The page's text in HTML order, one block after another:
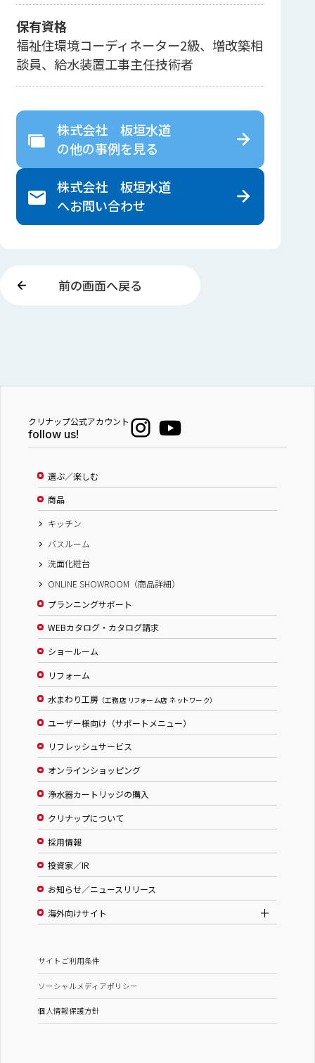
保有資格
福祉住環境コーディネーター2級、増改築相
談員、給水装置工事主任技術者
株式会社 板垣水道
の他の事例を見る
株式会社 板垣水道
へお問い合わせ
前の画面へ戻る
クリナップ公式アカウント
follow us!
選ぶ／楽しむ
商品
キッチン
バスルーム
洗面化粧台
ONLINE SHOWROOM（商品詳細）
プランニングサポート
WEBカタログ・カタログ請求
ショールーム
リフォーム
水まわり工房 （工務店 リフォーム店 ネットワーク）
ユーザー様向け（サポートメニュー）
リフレッシュサービス
オンラインショッピング
浄水器カートリッジの購入
クリナップについて
採用情報
投資家／IR
お知らせ／ニュースリリース
海外向けサイト
サイトご利用条件
ソーシャルメディアポリシー
個人情報保護方針